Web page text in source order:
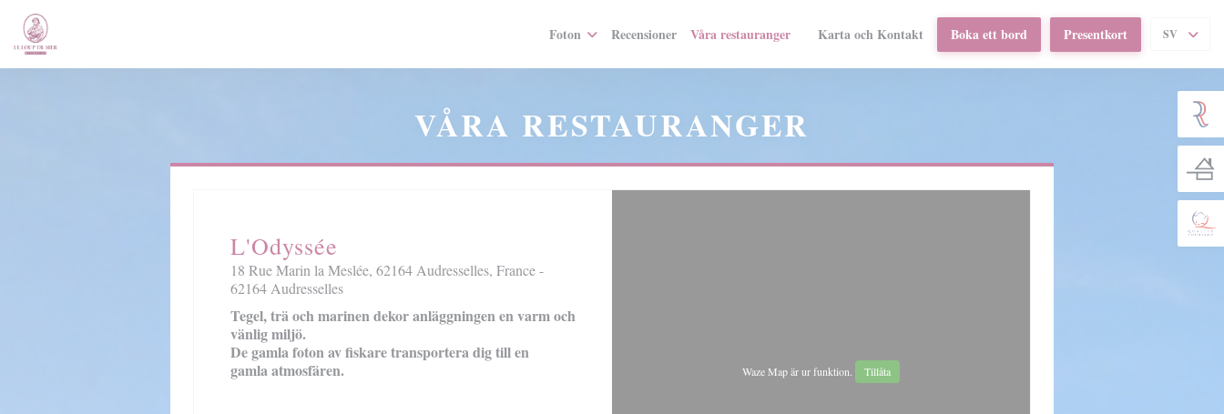
Foton Recensioner Våra restauranger ((öppnas i ett nytt fönster))
Karta och Kontakt Boka ett bord Presentkort SV
VÅRA RESTAURANGER
L'Odyssée
18 Rue Marin la Meslée, 62164 Audresselles, France -
62164 Audresselles
Tegel, trä och marinen dekor anläggningen en varm och
vänlig miljö.
De gamla foton av fiskare transportera dig till en
gamla atmosfären.
Waze Map är ur funktion. Tillåta